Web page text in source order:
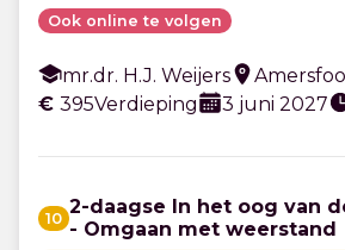
Ook online te volgen
mr.dr. H.J. Weijers
€ 395Verdieping 3 juni 2027
10 2-daagse In het oog van
- Omgaan met weerstand